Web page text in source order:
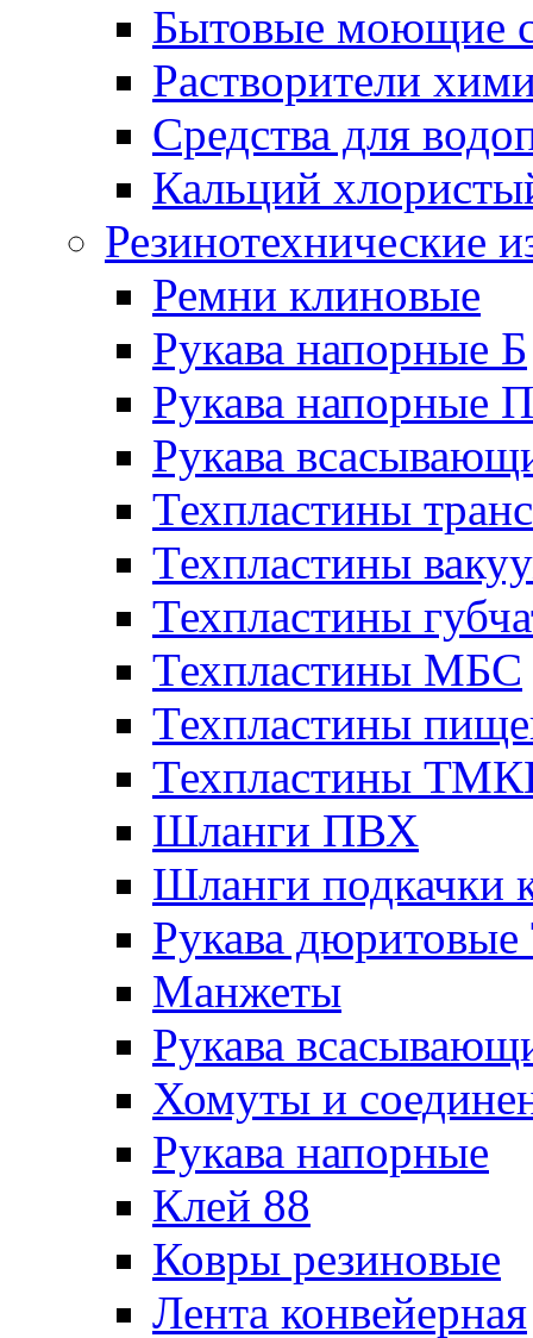
Бытовые моющие
Растворители
Средства для
Кальций
Резинотехнические
Ремни клиновые
Рукава напорные Б
Рукава напорные П
Рукава
Техпластины
Техпластины
Техпластины
Техпластины МБС
Техпластины
Техпластины
Шланги ПВХ
Шланги подкачки
Рукава
Манжеты
Рукава
Хомуты и
Рукава напорные
Клей 88
Ковры резиновые
Лента конвейерная